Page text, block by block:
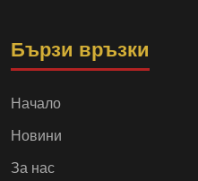
Бързи връзки
Начало
Новини
За нас